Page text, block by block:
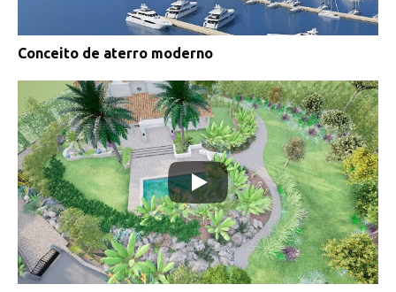
Conceito de aterro moderno